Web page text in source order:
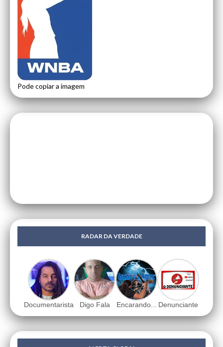
Pode copiar a imagem
RADAR DA VERDADE
Documentarista Digo Fala Encarando... Denunciante